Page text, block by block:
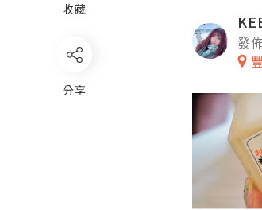
收藏
分享
發